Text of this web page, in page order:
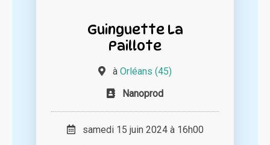
Guinguette La
Paillote
à Orléans (45)
Nanoprod
samedi 15 juin 2024 à 16h00